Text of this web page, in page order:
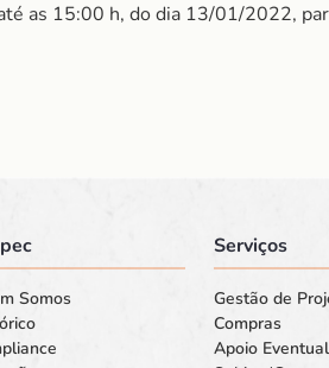
as 15:00 h, do dia 13/01/2022,
Somos
Serviços
Gestão de
Compras
Apoio Eventual